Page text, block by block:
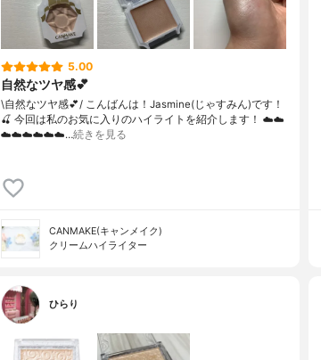
5.00
自然なツヤ感💕
\自然なツヤ感💕/ こんばんは！Jasmine(じゃすみん)です！
🍒 今回は私のお気に入りのハイライトを紹介します！ ☁️☁️
☁️☁️☁️☁️☁️☁️…続きを見る
CANMAKE(キャンメイク)
クリームハイライター
ひらり